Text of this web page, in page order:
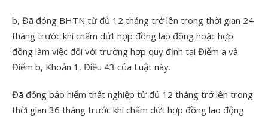
b, Đã đóng BHTN từ đủ 12 tháng trở lên trong thời gian 24
tháng trước khi chấm dứt hợp đồng lao động hoặc hợp
đồng làm việc đối với trường hợp quy định tại Điểm a và
Điểm b, Khoản 1, Điều 43 của Luật này.
Đã đóng bảo hiểm thất nghiệp từ đủ 12 tháng trở lên trong
thời gian 36 tháng trước khi chấm dứt hợp đồng lao động